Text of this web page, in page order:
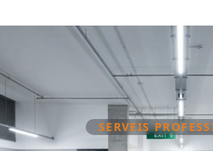
SERVEIS